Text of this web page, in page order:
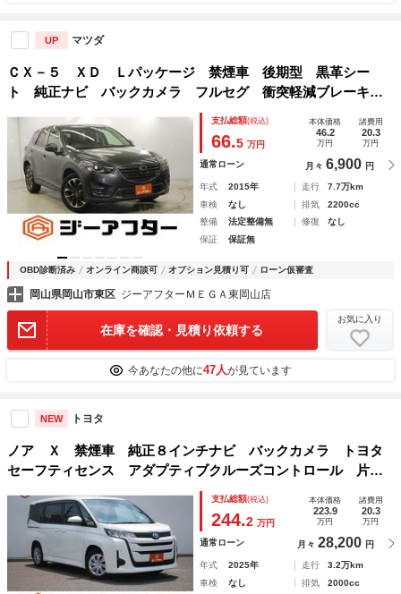
UP マツダ
ＣＸ－５ ＸＤ Ｌパッケージ 禁煙車 後期型 黒革シー
ト 純正ナビ バックカメラ フルセグ 衝突軽減ブレーキ
クルーズコントロール ブラインドスポットモニター ＬＥＤ
ヘッドライト パワーシート シートヒーター 純正１９Ａ
Ｗ ＥＴＣ
支払総額(税込)
66.5 万円
本体価格
46.2
万円
諸費用
20.3
万円
通常ローン 月々 6,900 円
年式 2015年 走行
7.7万km
車検
なし 排気
2200cc
整備
法定整備無 修復
なし
保証
保証無
OBD診断済み オンライン商談可 オプション見積り可 ローン仮審査
岡山県岡山市東区 ジーアフターＭＥＧＡ東岡山店
在庫を確認・見積り依頼する
お気に入り
今あなたの他に47人が見ています
NEW トヨタ
ノア Ｘ 禁煙車 純正８インチナビ バックカメラ トヨタ
セーフティセンス アダプティブクルーズコントロール 片側
電動スライドドア ＥＴＣ２．０ 純正１６インチアルミホイ
ール クリアランスソナー
支払総額(税込)
244.2 万円
本体価格
223.9
万円
諸費用
20.3
万円
通常ローン 月々 28,200 円
年式 2025年 走行
3.2万km
車検
なし 排気
2000cc